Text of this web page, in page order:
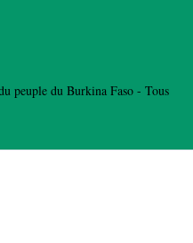
peuple du Burkina Faso - Tous